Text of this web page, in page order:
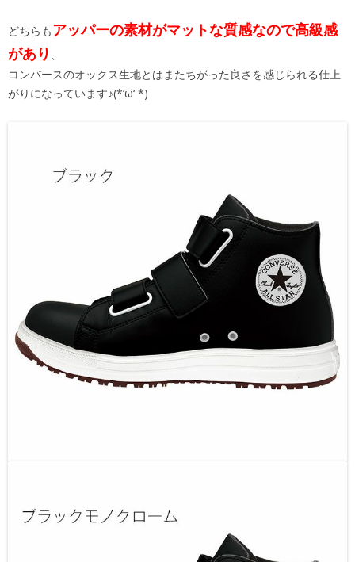
どちらもアッパーの素材がマットな質感なので高級感
があり 、
コンバースのオックス生地とはまたちがった良さを感じられる仕上
がりになっています♪(*‘ω‘ *)